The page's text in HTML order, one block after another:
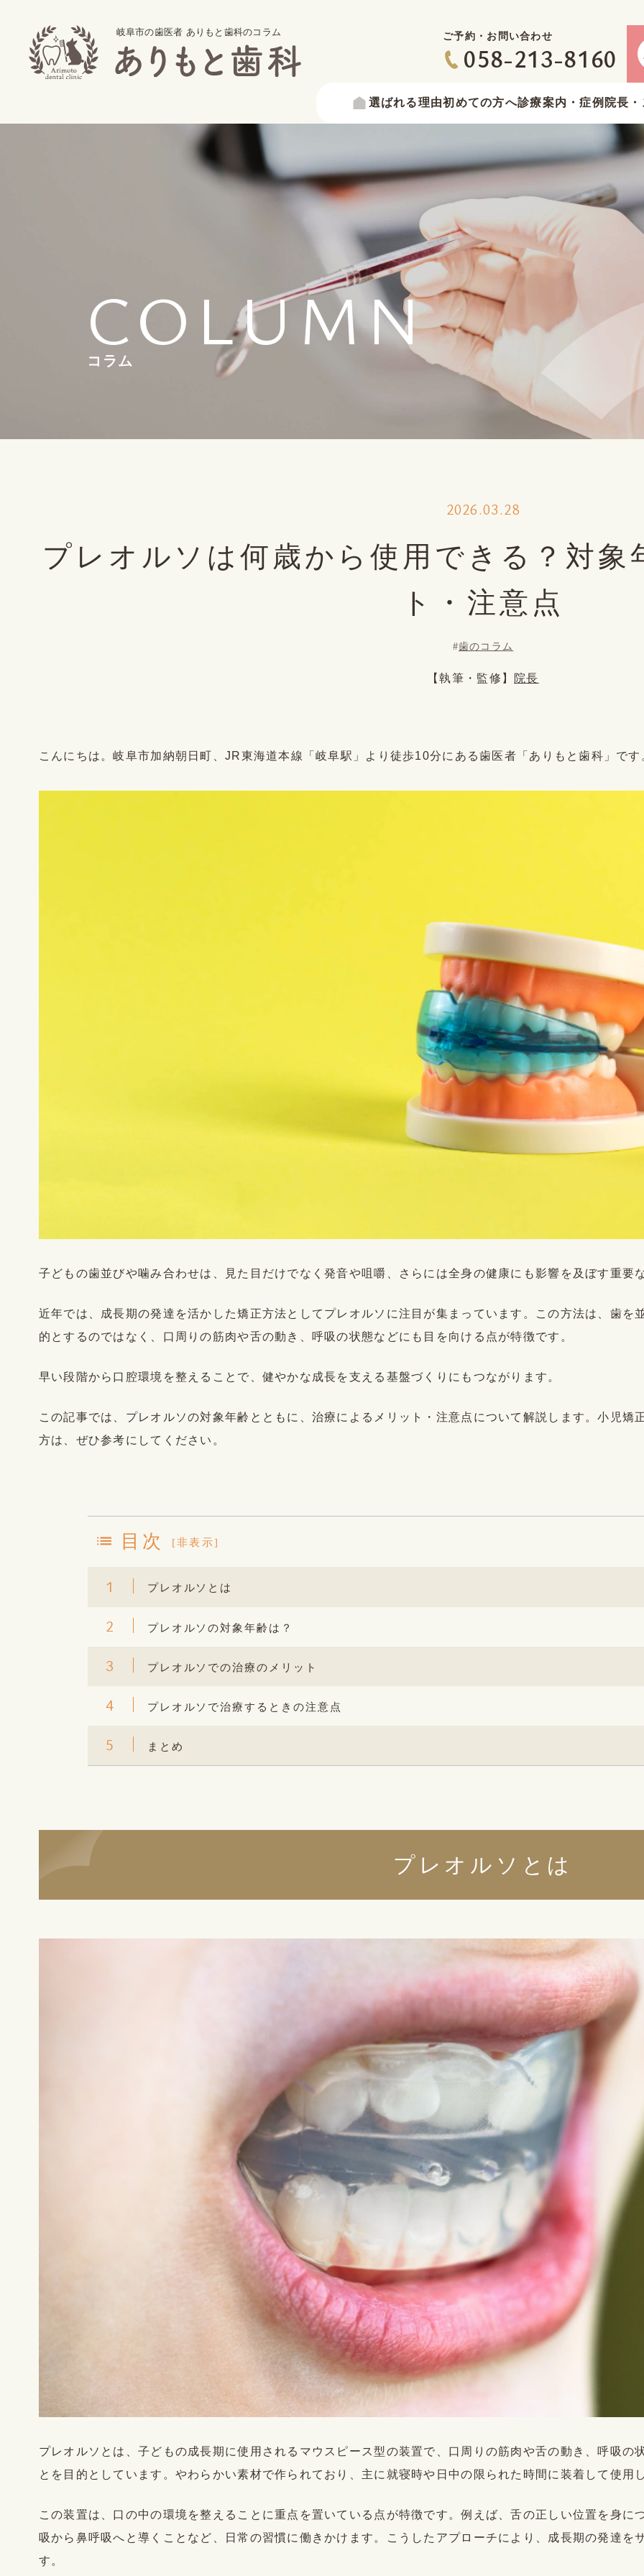
岐阜市の歯医者 ありもと歯科のコラム ご予約・お問い合わせ
058-213-8160
選ばれる理由初めての方へ診療案内 ・症例 院長・
COLUMN
コラム
2026.03.28
プレオルソは何歳から使用できる？対象
ト・注意点
#歯のコラム
【執筆・監修】 院長
こんにちは。岐阜市加納朝日町、JR東海道本線「岐阜駅」より徒歩10分にある歯医者「ありもと歯科」です
子どもの歯並びや噛み合わせは、見た目だけでなく発音や咀嚼、さらには全身の健康にも影響を及ぼす重要
近年では、成長期の発達を活かした矯正方法としてプレオルソに注目が集まっています。この方法は、歯を
的とするのではなく、口周りの筋肉や舌の動き、呼吸の状態などにも目を向ける点が特徴です。
早い段階から口腔環境を整えることで、健やかな成長を支える基盤づくりにもつながります。
この記事では、プレオルソの対象年齢とともに、治療によるメリット・注意点について解説します。小児矯
方は、ぜひ参考にしてください。
目次 [非表示]
1 プレオルソとは
2 プレオルソの対象年齢は？
3 プレオルソでの治療のメリット
4 プレオルソで治療するときの注意点
5 まとめ
プレオルソとは
プレオルソとは、子どもの成長期に使用されるマウスピース型の装置で、口周りの筋肉や舌の動き、呼吸の
とを目的としています。やわらかい素材で作られており、主に就寝時や日中の限られた時間に装着して使用
この装置は、口の中の環境を整えることに重点を置いている点が特徴です。例えば、舌の正しい位置を身に
吸から鼻呼吸へと導くことなど、日常の習慣に働きかけます。こうしたアプローチにより、成長期の発達を
す。